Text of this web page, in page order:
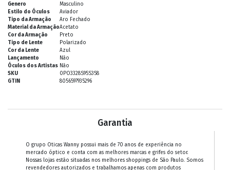
Genero
Masculino
Estilo do Óculos
Aviador
Tipo da Armação
Aro Fechado
Material da ArmaçãoAcetato
Cor da Armação
Preto
Tipo de Lente
Polarizado
Cor da Lente
Azul
Lançamento
Não
Óculos dos Artistas Não
SKU
0PO3328S95S358
GTIN
8056597935296
Garantia
O grupo Oticas Wanny possui mais de 70 anos de experiência no
mercado óptico e conta com as melhores marcas e grifes do setor.
Nossas lojas estão situadas nos melhores shoppings de São Paulo. Somos
revendedores autorizados e trabalhamos apenas com produtos